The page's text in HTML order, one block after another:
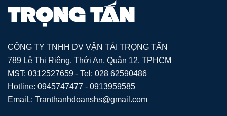
CÔNG TY TNHH DV VẬN TẢI TRỌNG TẤN
789 Lê Thị Riêng, Thới An, Quận 12, TPHCM
MST: 0312527659 - Tel: 028 62590486
Hotline: 0945747477 - 0913959585
EmaiL: Tranthanhdoanshs@gmail.com